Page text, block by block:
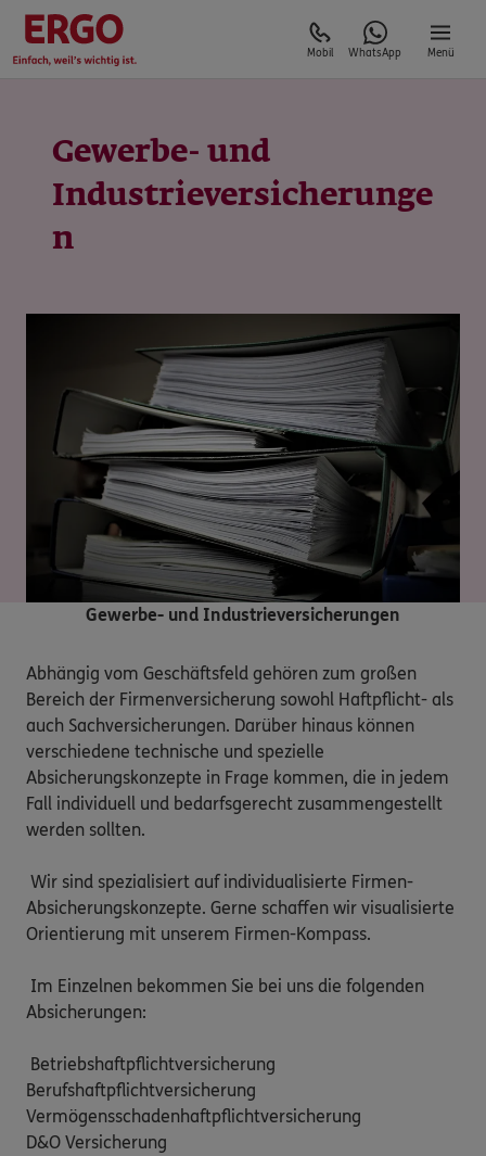
Mobil WhatsApp Menü
Gewerbe- und
Industrieversicherunge
n
Gewerbe- und Industrieversicherungen
Abhängig vom Geschäftsfeld gehören zum großen
Bereich der Firmenversicherung sowohl Haftpflicht- als
auch Sachversicherungen. Darüber hinaus können
verschiedene technische und spezielle
Absicherungskonzepte in Frage kommen, die in jedem
Fall individuell und bedarfsgerecht zusammengestellt
werden sollten.
Absicherungskonzepte. Gerne schaffen wir visualisierte
Orientierung mit unserem Firmen-Kompass.
Absicherungen:
Berufshaftpflichtversicherung
Vermögensschadenhaftpflichtversicherung
D&O Versicherung